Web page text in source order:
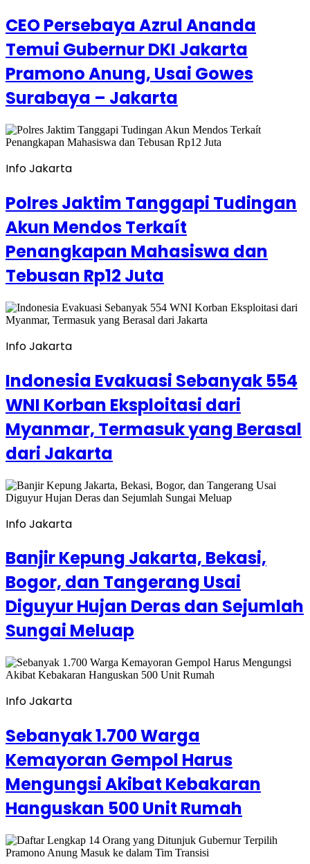
CEO Persebaya Azrul Ananda
Temui Gubernur DKI Jakarta
Pramono Anung, Usai Gowes
Surabaya – Jakarta
Info Jakarta
Polres Jaktim Tanggapi Tudingan
Akun Mendos Terkaít
Penangkapan Mahasiswa dan
Tebusan Rp12 Juta
Info Jakarta
Indonesia Evakuasi Sebanyak 554
WNI Korban Eksploitasi dari
Myanmar, Termasuk yang Berasal
dari Jakarta
Info Jakarta
Banjir Kepung Jakarta, Bekasi,
Bogor, dan Tangerang Usai
Diguyur Hujan Deras dan Sejumlah
Sungai Meluap
Info Jakarta
Sebanyak 1.700 Warga
Kemayoran Gempol Harus
Mengungsi Akibat Kebakaran
Hanguskan 500 Unit Rumah